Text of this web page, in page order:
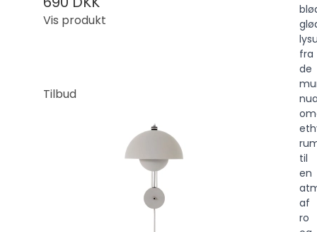
Vis produkt
Tilbud
fra
de
til
en
af
ro